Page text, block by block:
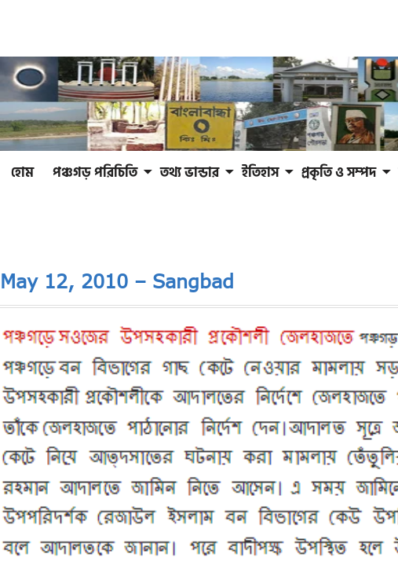
হোম পঞ্চগড় পরিচিতি তথ্য ভান্ডার ইতিহাস প্রকৃতি ও সম্পদ
May 12, 2010 – Sangbad